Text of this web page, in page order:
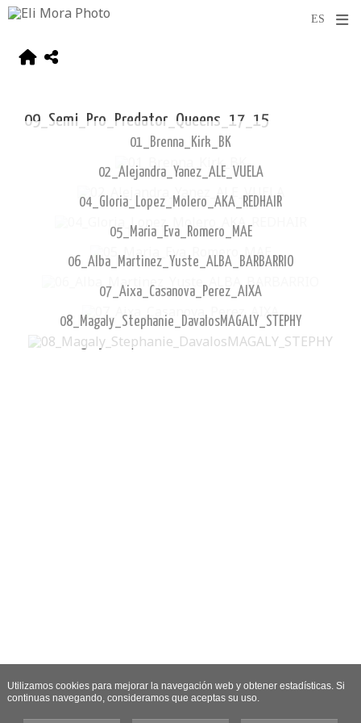
09_Semi_Pro_Predator_Queens_17_15
01_Brenna_Kirk_BK
02_Alejandra_Yanez_ALE_VUELA
04_Gloria_Lopez_Molero_AKA_REDHAIR
05_Maria_Eva_Romero_MAE
06_Alba_Martinez_Yuste_ALBA_BARBARRIO
07_Aixa_Casanova_Perez_AIXA
08_Magaly_Stephanie_DavalosMAGALY_STEPHY
Utilizamos cookies para mejorar la navegación web y obtener estadísticas. Si
continuas navegando, consideramos que aceptas su uso.